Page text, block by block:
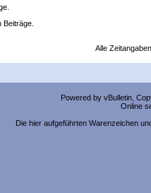
Alle
Powered by vBulletin,
Online
Die hier aufgeführten Warenzeichen